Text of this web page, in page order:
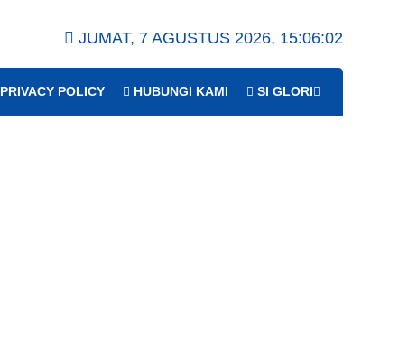
JUMAT, 7 AGUSTUS 2026, 15:06:03
PRIVACY POLICY HUBUNGI KAMI SI GLORI